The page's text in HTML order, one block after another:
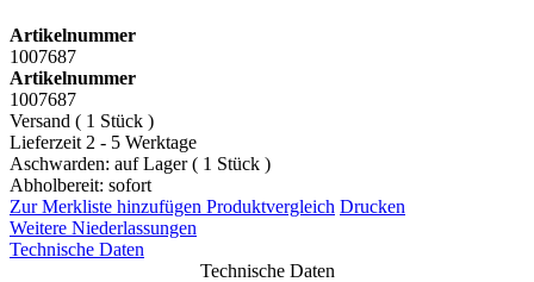
Artikelnummer
1007687
Artikelnummer
1007687
Versand ( 1 Stück )
Lieferzeit 2 - 5 Werktage
Aschwarden: auf Lager ( 1 Stück )
Abholbereit: sofort
Zur Merkliste hinzufügen Produktvergleich Drucken
Weitere Niederlassungen
Technische Daten
Technische Daten